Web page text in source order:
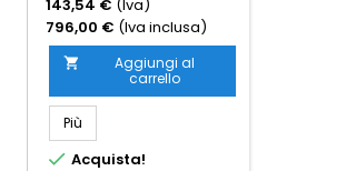
143,54 € (Iva)
796,00 € (Iva inclusa)

Aggiungi al
carrello
Più
 Acquista!